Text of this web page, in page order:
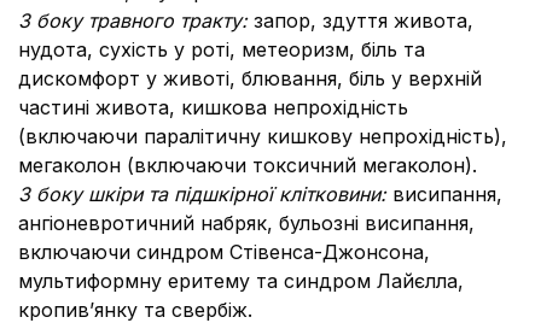
З боку травного тракту: запор, здуття живота,
нудота, сухість у роті, метеоризм, біль та
дискомфорт у животі, блювання, біль у верхній
частині живота, кишкова непрохідність
(включаючи паралітичну кишкову непрохідність),
мегаколон (включаючи токсичний мегаколон).
З боку шкіри та підшкірної клітковини: висипання,
ангіоневротичний набряк, бульозні висипання,
включаючи синдром Стівенса-Джонсона,
мультиформну еритему та синдром Лайєлла,
кропив’янку та свербіж.